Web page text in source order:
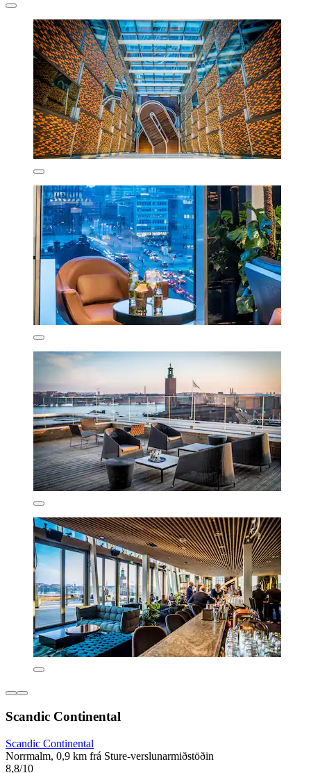
Scandic Continental
Scandic Continental
Norrmalm, 0,9 km frá Sture-verslunarmiðstöðin
8,8/10